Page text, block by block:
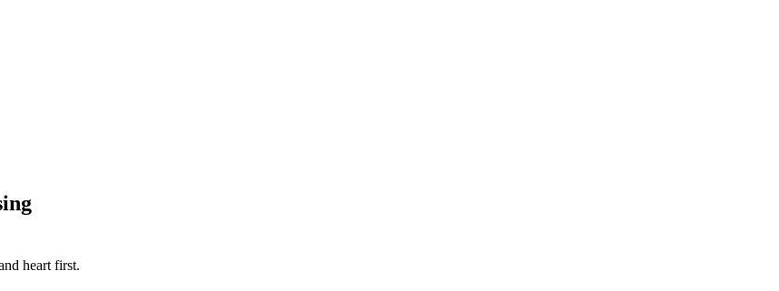
heart first.